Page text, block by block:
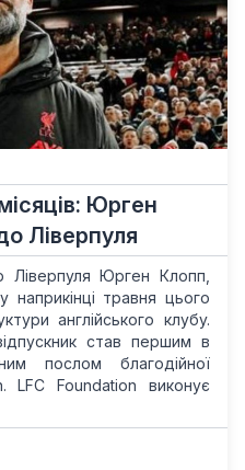
Юрген
Ліверпуля
Ліверпуля Юрген Клопп,
травня цього
англійського клубу.
став першим в
послом благодійної
LFC Foundation виконує